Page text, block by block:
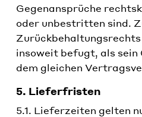
Gegenansprüche
oder unbestritten sind.
insoweit befugt, als sein
dem gleichen
5. Lieferfristen
5.1. Lieferzeiten gelten